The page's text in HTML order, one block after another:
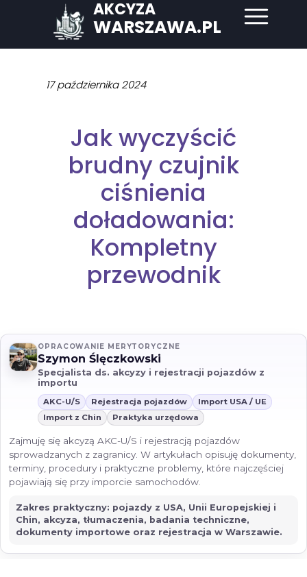
AKCYZA
WARSZAWA.PL
17 października 2024
Jak wyczyścić
brudny czujnik
ciśnienia
doładowania:
Kompletny
przewodnik
OPRACOWANIE MERYTORYCZNE
Szymon Ślęczkowski
Specjalista ds. akcyzy i rejestracji pojazdów z
importu
AKC-U/S Rejestracja pojazdów
Import USA / UE
Import z Chin
Praktyka urzędowa
Zajmuję się akcyzą AKC-U/S i rejestracją pojazdów
sprowadzanych z zagranicy. W artykułach opisuję dokumenty,
terminy, procedury i praktyczne problemy, które najczęściej
pojawiają się przy imporcie samochodów.
Zakres praktyczny: pojazdy z USA, Unii Europejskiej i
Chin, akcyza, tłumaczenia, badania techniczne,
dokumenty importowe oraz rejestracja w Warszawie.